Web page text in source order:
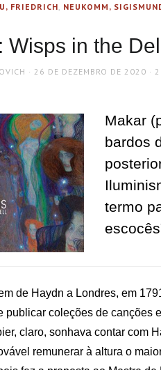
FRIEDRICH NEUKOMM,
Wisps in the
POSTED
26 DE DEZEMBRO DE 2020
Makar
bardos
termo
de Haydn a Londres, em
publicar coleções de canções
claro, sonhava contar com
remunerar à altura o